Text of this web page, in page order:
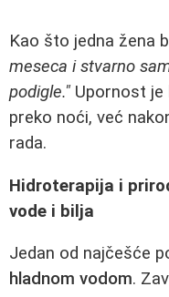
Kao što jedna žena
meseca i stvarno
podigle." Upornost je
preko noći, već
rada.
Hidroterapija i
vode i bilja
Jedan od najčešće
hladnom vodom.